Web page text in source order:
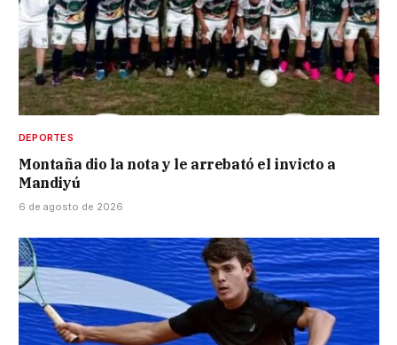
DEPORTES
Montaña dio la nota y le arrebató el invicto a
Mandiyú
6 de agosto de 2026